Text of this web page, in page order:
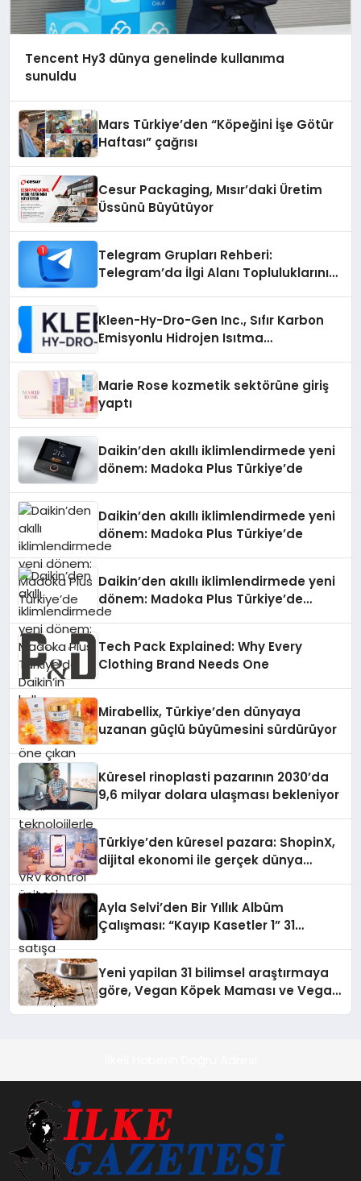
Tencent Hy3 dünya genelinde kullanıma
sunuldu
Mars Türkiye’den “Köpeğini İşe Götür
Haftası” çağrısı
Cesur Packaging, Mısır’daki Üretim
Üssünü Büyütüyor
Telegram Grupları Rehberi:
Telegram’da İlgi Alanı Topluluklarını
Kleen-Hy-Dro-Gen Inc., Sıfır Karbon
Emisyonlu Hidrojen Isıtma
Marie Rose kozmetik sektörüne giriş
yaptı
Daikin’den akıllı iklimlendirmede yeni
dönem: Madoka Plus Türkiye’de
Daikin’den akıllı iklimlendirmede yeni
dönem: Madoka Plus Türkiye’de
Daikin’den akıllı iklimlendirmede yeni
dönem: Madoka Plus Türkiye’de
Daikin’in kullanıcı dostu tasarımıyla
teknolojilerle donatılmış son modeli
VRV kontrol ünitesi Madoka Plus
Türkiye’de satışa sunuldu. Tam
dokunmatik ekranı, mobil uygulama
desteği ve akıllı sensör entegrasyonu
sayesinde iklimlendirme sistemlerinin
yönetimini daha kolay, konforlu ve
verimli hale getiriyor. Enerji
verimliliğini artırırken modern yaşam
Tech Pack Explained: Why Every
Clothing Brand Needs One
Mirabellix, Türkiye’den dünyaya
uzanan güçlü büyümesini sürdürüyor
Küresel rinoplasti pazarının 2030’da
9,6 milyar dolara ulaşması bekleniyor
Türkiye’den küresel pazara: ShopinX,
dijital ekonomi ile gerçek dünya
Ayla Selvi’den Bir Yıllık Albüm
Çalışması: “Kayıp Kasetler 1” 31
Yeni yapilan 31 bilimsel araştırmaya
göre, Vegan Köpek Maması ve Vegan